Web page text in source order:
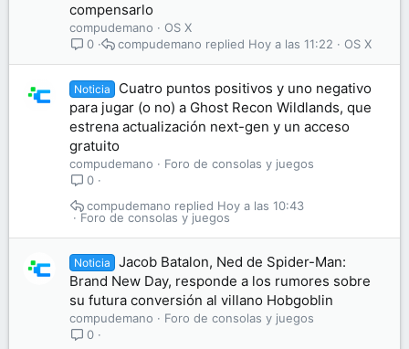
compensarlo
compudemano
OS X
0
OS X
Hoy a las 11:22
compudemano
Noticia
Cuatro puntos positivos y uno negativo
para jugar (o no) a Ghost Recon Wildlands, que
estrena actualización next-gen y un acceso
gratuito
compudemano
Foro de consolas y juegos
0
Foro de consolas y juegos
Hoy a las 10:43
compudemano
Noticia
Jacob Batalon, Ned de Spider-Man:
Brand New Day, responde a los rumores sobre
su futura conversión al villano Hobgoblin
compudemano
Foro de consolas y juegos
0